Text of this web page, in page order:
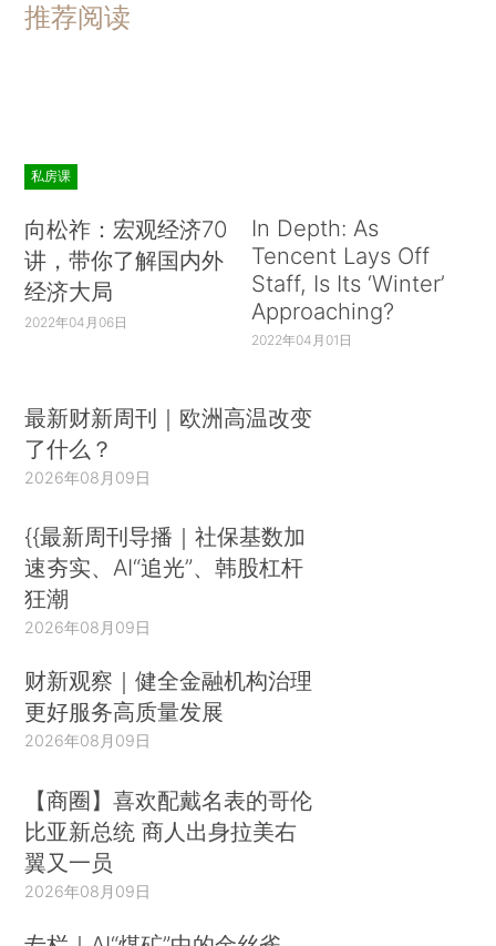
推荐阅读
私房课
向松祚：宏观经济70
讲，带你了解国内外
经济大局
2022年04月06日
In Depth: As
Tencent Lays Off
Staff, Is Its ‘Winter’
Approaching?
2022年04月01日
最新财新周刊｜欧洲高温改变
了什么？
2026年08月09日
{{最新周刊导播｜社保基数加
速夯实、AI“追光”、韩股杠杆
狂潮
2026年08月09日
财新观察｜健全金融机构治理
更好服务高质量发展
2026年08月09日
【商圈】喜欢配戴名表的哥伦
比亚新总统 商人出身拉美右
翼又一员
2026年08月09日